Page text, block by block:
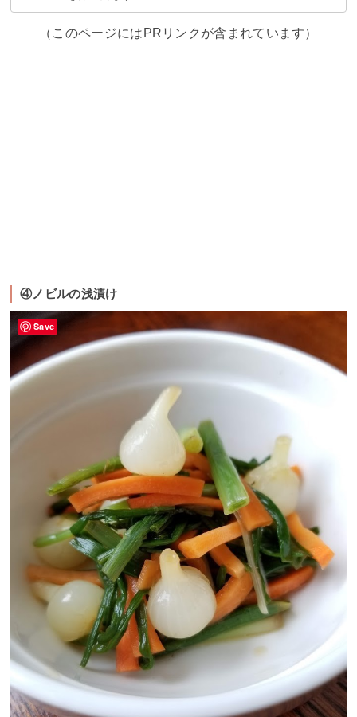
（このページにはPRリンクが含まれています）
④ノビルの浅漬け
Save